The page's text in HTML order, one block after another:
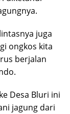
juga
ongkos kita
berjalan
Desa Bluri ini
jagung dari